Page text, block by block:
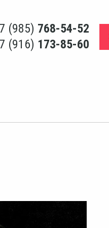
(985) 768-54-52
(916) 173-85-60